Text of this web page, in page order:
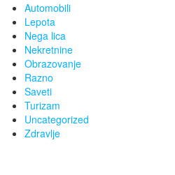
Automobili
Lepota
Nega lica
Nekretnine
Obrazovanje
Razno
Saveti
Turizam
Uncategorized
Zdravlje